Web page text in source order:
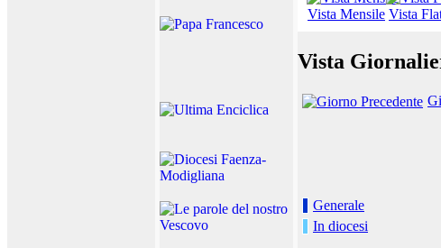
Vista Mensile Vista
Vista
Generale
In diocesi